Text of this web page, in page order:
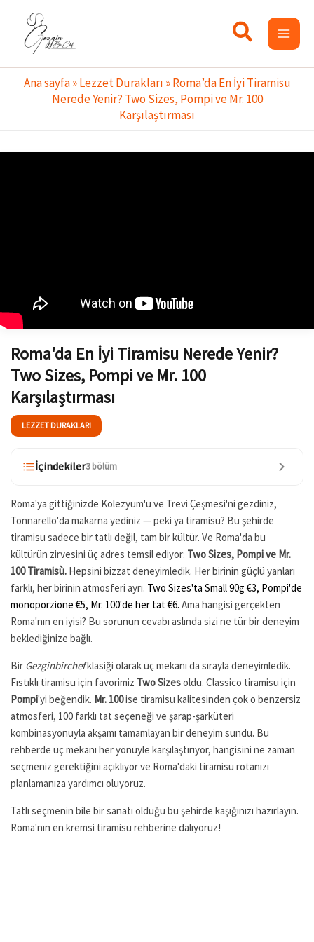
Ana sayfa»Lezzet Durakları »Roma’da En İyi Tiramisu
Nerede Yenir? Two Sizes, Pompi ve Mr. 100
Karşılaştırması
Roma'da En İyi Tiramisu Nerede Yenir?
Two Sizes, Pompi ve Mr. 100
Karşılaştırması
LEZZET DURAKLARI
İçindekiler3 bölüm
Roma'ya gittiğinizde Kolezyum'u ve Trevi Çeşmesi'ni gezdiniz,
Tonnarello'da makarna yediniz — peki ya tiramisu? Bu şehirde
tiramisu sadece bir tatlı değil, tam bir kültür. Ve Roma'da bu
kültürün zirvesini üç adres temsil ediyor: Two Sizes, Pompi ve Mr.
100 Tiramisù. Hepsini bizzat deneyimledik. Her birinin güçlü yanları
farklı, her birinin atmosferi ayrı. Two Sizes'ta Small 90g €3, Pompi'de
monoporzione €5, Mr. 100'de her tat €6. Ama hangisi gerçekten
Roma'nın en iyisi? Bu sorunun cevabı aslında sizi ne tür bir deneyim
beklediğinize bağlı.
Bir Gezginbirchefklasiği olarak üç mekanı da sırayla deneyimledik.
Fıstıklı tiramisu için favorimiz Two Sizesoldu. Classico tiramisu için
Pompi'yi beğendik. Mr. 100ise tiramisu kalitesinden çok o benzersiz
atmosferi, 100 farklı tat seçeneği ve şarap-şarküteri
kombinasyonuyla akşamı tamamlayan bir deneyim sundu. Bu
rehberde üç mekanı her yönüyle karşılaştırıyor, hangisini ne zaman
seçmeniz gerektiğini açıklıyor ve Roma'daki tiramisu rotanızı
planlamanıza yardımcı oluyoruz.
Tatlı seçmenin bile bir sanatı olduğu bu şehirde kaşığınızı hazırlayın.
Roma'nın en kremsi tiramisu rehberine dalıyoruz!